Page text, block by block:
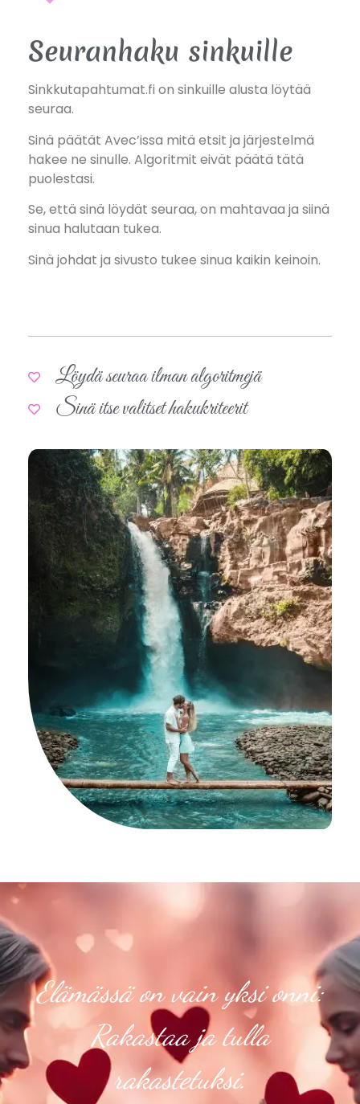
Seuranhaku sinkuille
Sinkkutapahtumat.fi on sinkuille alusta löytää
seuraa.
Sinä päätät Avec’issa mitä etsit ja järjestelmä
hakee ne sinulle. Algoritmit eivät päätä tätä
puolestasi.
Se, että sinä löydät seuraa, on mahtavaa ja siinä
sinua halutaan tukea.
Sinä johdat ja sivusto tukee sinua kaikin keinoin.
Löydä seuraa ilman algoritmejä
Sinä itse valitset hakukriteerit
Elämässä on vain yksi onni:
Rakastaa ja tulla
rakastetuksi.